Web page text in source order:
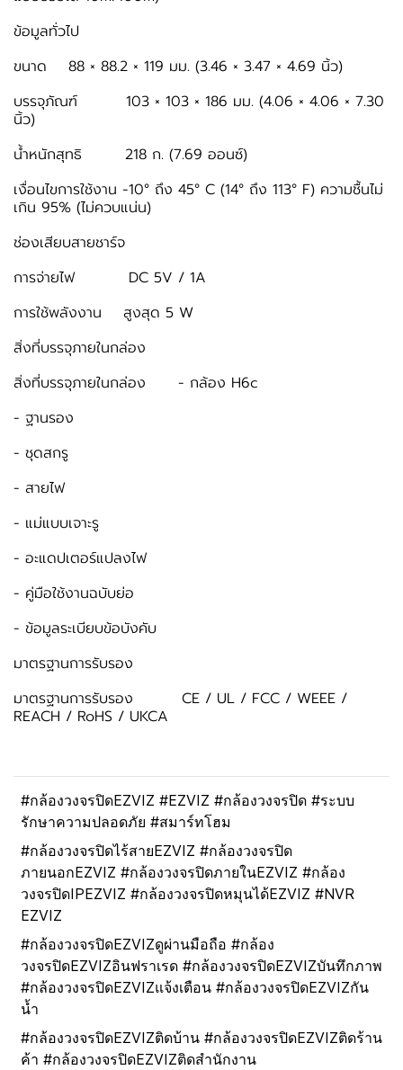
ข้อมูลทั่วไป
ขนาด 88 × 88.2 × 119 มม. (3.46 × 3.47 × 4.69 นิ้ว)
บรรจุภัณฑ์ 103 × 103 × 186 มม. (4.06 × 4.06 × 7.30
นิ้ว)
น้ำหนักสุทธิ 218 ก. (7.69 ออนซ์)
เงื่อนไขการใช้งาน -10° ถึง 45° C (14° ถึง 113° F) ความชื้นไม่
เกิน 95% (ไม่ควบแน่น)
ช่องเสียบสายชาร์จ
การจ่ายไฟ DC 5V / 1A
การใช้พลังงาน สูงสุด 5 W
สิ่งที่บรรจุภายในกล่อง
สิ่งที่บรรจุภายในกล่อง - กล้อง H6c
- ฐานรอง
- ชุดสกรู
- สายไฟ
- แม่แบบเจาะรู
- อะแดปเตอร์แปลงไฟ
- คู่มือใช้งานฉบับย่อ
- ข้อมูลระเบียบข้อบังคับ
มาตรฐานการรับรอง
มาตรฐานการรับรอง CE / UL / FCC / WEEE /
REACH / RoHS / UKCA
#กล้องวงจรปิดEZVIZ #EZVIZ #กล้องวงจรปิด #ระบบ
รักษาความปลอดภัย #สมาร์ทโฮม
#กล้องวงจรปิดไร้สายEZVIZ #กล้องวงจรปิด
ภายนอกEZVIZ #กล้องวงจรปิดภายในEZVIZ #กล้อง
วงจรปิดIPEZVIZ #กล้องวงจรปิดหมุนได้EZVIZ #NVR
EZVIZ
#กล้องวงจรปิดEZVIZดูผ่านมือถือ #กล้อง
วงจรปิดEZVIZอินฟราเรด #กล้องวงจรปิดEZVIZบันทึกภาพ
#กล้องวงจรปิดEZVIZแจ้งเตือน #กล้องวงจรปิดEZVIZกัน
น้ำ
#กล้องวงจรปิดEZVIZติดบ้าน #กล้องวงจรปิดEZVIZติดร้าน
ค้า #กล้องวงจรปิดEZVIZติดสำนักงาน